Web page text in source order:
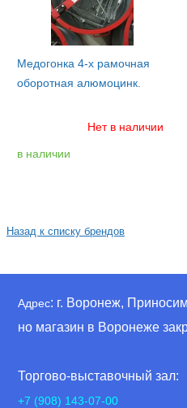
Медогонка 4-х рамочная
оборотная алюмоцинк.
Нет в наличии
в наличии
Назад к списку брендов
Адрес: г. Воронеж,
но магазин в Воронеже
Торгово-выставочный зал:
+7 (908) 143-07-00